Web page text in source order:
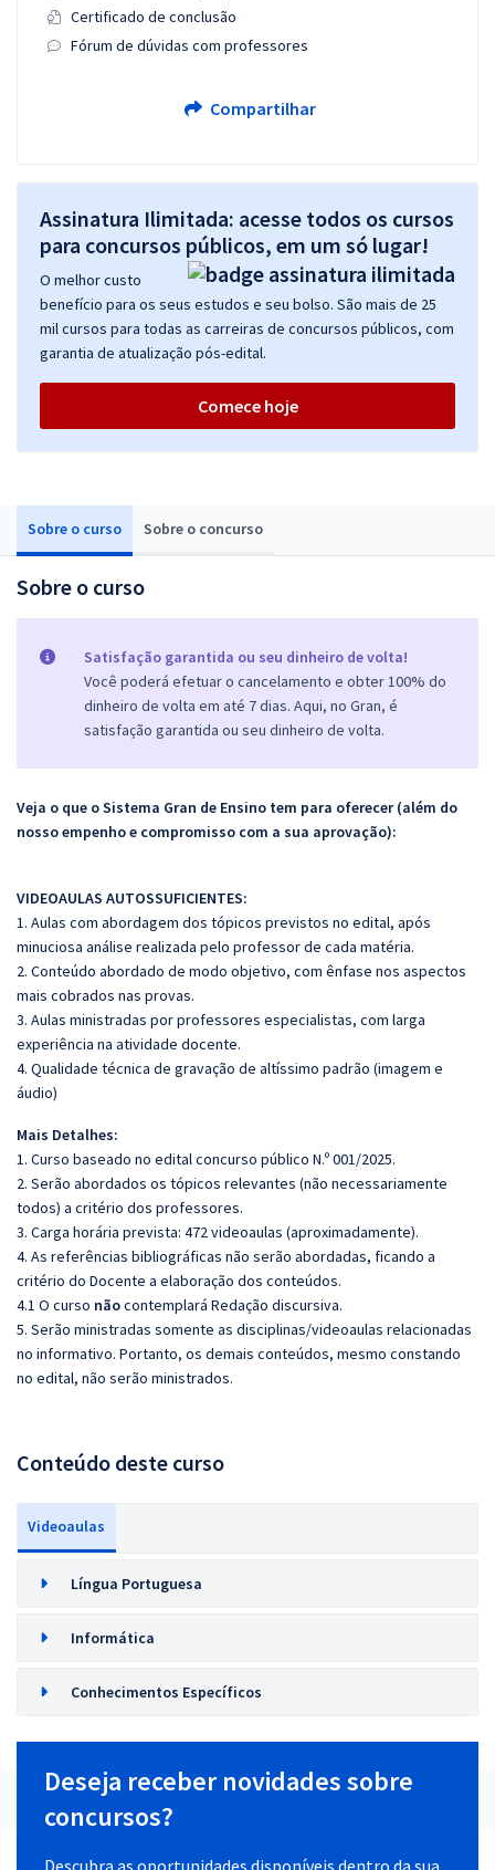
Sobre o curso Sobre o concurso
Sobre o curso
Satisfação garantida ou seu dinheiro de volta!
Você poderá efetuar o cancelamento e obter 100% do
dinheiro de volta em até 7 dias. Aqui, no Gran, é
satisfação garantida ou seu dinheiro de volta.
Veja o que o Sistema Gran de Ensino tem para oferecer (além do
nosso empenho e compromisso com a sua aprovação):
VIDEOAULAS AUTOSSUFICIENTES:
1. Aulas com abordagem dos tópicos previstos no edital, após
minuciosa análise realizada pelo professor de cada matéria.
2. Conteúdo abordado de modo objetivo, com ênfase nos aspectos
mais cobrados nas provas.
3. Aulas ministradas por professores especialistas, com larga
experiência na atividade docente.
4. Qualidade técnica de gravação de altíssimo padrão (imagem e
áudio)
Mais Detalhes:
1. Curso baseado no edital concurso público N.º 001/2025.
2. Serão abordados os tópicos relevantes (não necessariamente
todos) a critério dos professores.
3. Carga horária prevista: 472 videoaulas (aproximadamente).
4. As referências bibliográficas não serão abordadas, ficando a
critério do Docente a elaboração dos conteúdos.
4.1 O curso nãocontemplará Redação discursiva.
5. Serão ministradas somente as disciplinas/videoaulas relacionadas
no informativo. Portanto, os demais conteúdos, mesmo constando
no edital, não serão ministrados.
Conteúdo deste curso
Videoaulas
Língua Portuguesa
Informática
Conhecimentos Específicos
Certificado de conclusão
Fórum de dúvidas com professores
Compartilhar
Assinatura Ilimitada: acesse todos os cursos
para concursos públicos, em um só lugar!
O melhor custo
benefício para os seus estudos e seu bolso. São mais de 25
mil cursos para todas as carreiras de concursos públicos, com
garantia de atualização pós-edital.
Comece hoje
Deseja receber novidades sobre
concursos?
Descubra as oportunidades disponíveis dentro da sua